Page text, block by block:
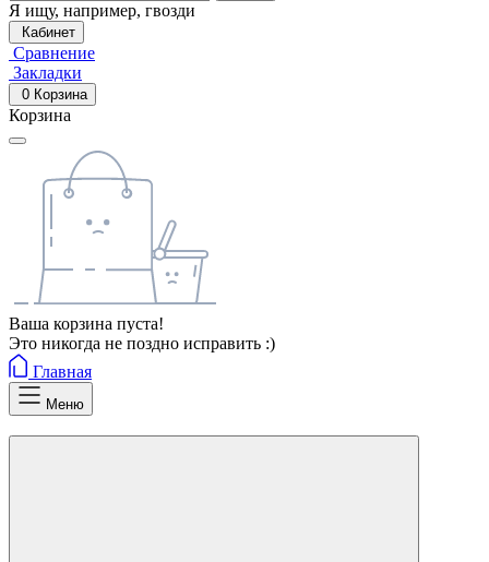
Я ищу, например, гвозди
Кабинет
Сравнение
Закладки
0 Корзина
Корзина
Ваша корзина пуста!
Это никогда не поздно исправить :)
Главная
Меню